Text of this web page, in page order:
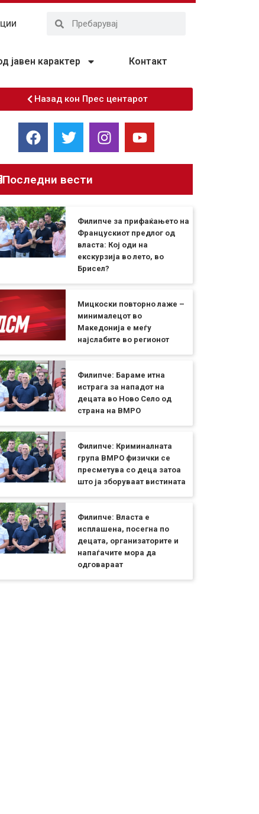
јавен карактер Контакт
Назад кон Прес центарот
Последни вести
Филипче за прифаќањето на
Францускиот предлог од
власта: Кој оди на
екскурзија во лето, во
Брисел?
Мицкоски повторно лаже –
минималецот во
Македонија е меѓу
најслабите во регионот
Филипче: Бараме итна
истрага за нападот на
децата во Ново Село од
страна на ВМРО
Филипче: Криминалната
група ВМРО физички се
пресметува со деца затоа
што ја зборуваат вистината
Филипче: Власта е
исплашена, посегна по
децата, организаторите и
напаѓачите мора да
одговараат